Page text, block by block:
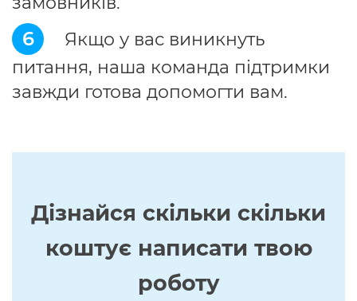
6
Якщо у вас виникнуть
питання, наша команда підтримки
завжди готова допомогти вам.
Дізнайся скільки скільки
коштує написати твою
роботу